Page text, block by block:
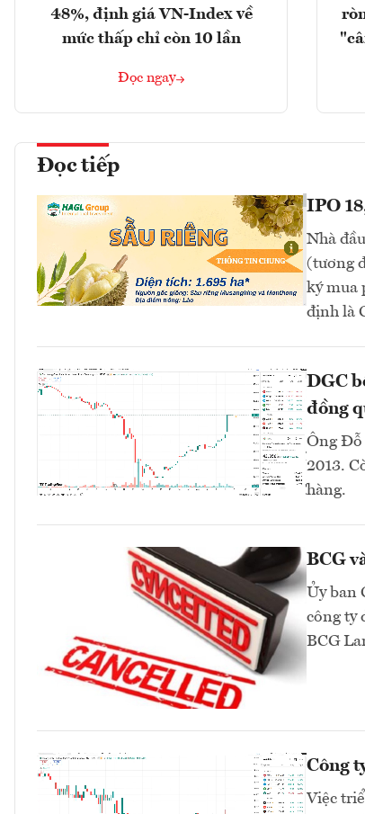
48%, định giá VN-Index về
mức thấp chỉ còn 10 lần
Đọc ngay
Đọc tiếp
IPO
Nhà
(tương
ký mua
định là
DGC
đồng
Ông Đỗ
2013.
hàng.
BCG
Ủy ban
công ty
BCG
Công
Việc